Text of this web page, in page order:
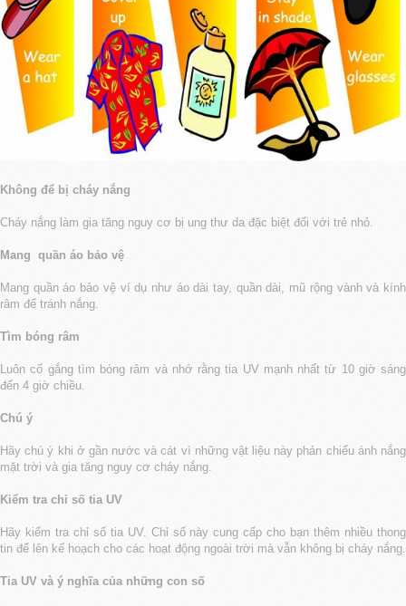
Không để bị cháy nắng
Cháy nắng làm gia tăng nguy cơ bị ung thư da đặc biệt đối với trẻ nhỏ.
Mang quần áo bảo vệ
Mang quần áo bảo vệ ví dụ như áo dài tay, quần dài, mũ rộng vành và kính
râm để tránh nắng.
Tìm bóng râm
Luôn cố gắng tìm bóng râm và nhớ rằng tia UV mạnh nhất từ 10 giờ sáng
đến 4 giờ chiều.
Chú ý
Hãy chú ý khi ở gần nước và cát vì những vật liệu này phản chiếu ánh nắng
mặt trời và gia tăng nguy cơ cháy nắng.
Kiểm tra chỉ số tia UV
Hãy kiểm tra chỉ số tia UV. Chỉ số này cung cấp cho bạn thêm nhiều thong
tin để lên kế hoạch cho các hoạt động ngoài trời mà vẫn không bị cháy nắng.
Tia UV và ý nghĩa của những con số